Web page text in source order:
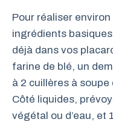
Pour réaliser
ingrédients
déjà dans vos
farine de blé, un
à 2 cuillères à
Côté liquides,
végétal ou d’eau, et